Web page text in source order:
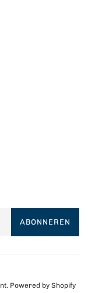
ABONNEREN
. Powered by Shopify